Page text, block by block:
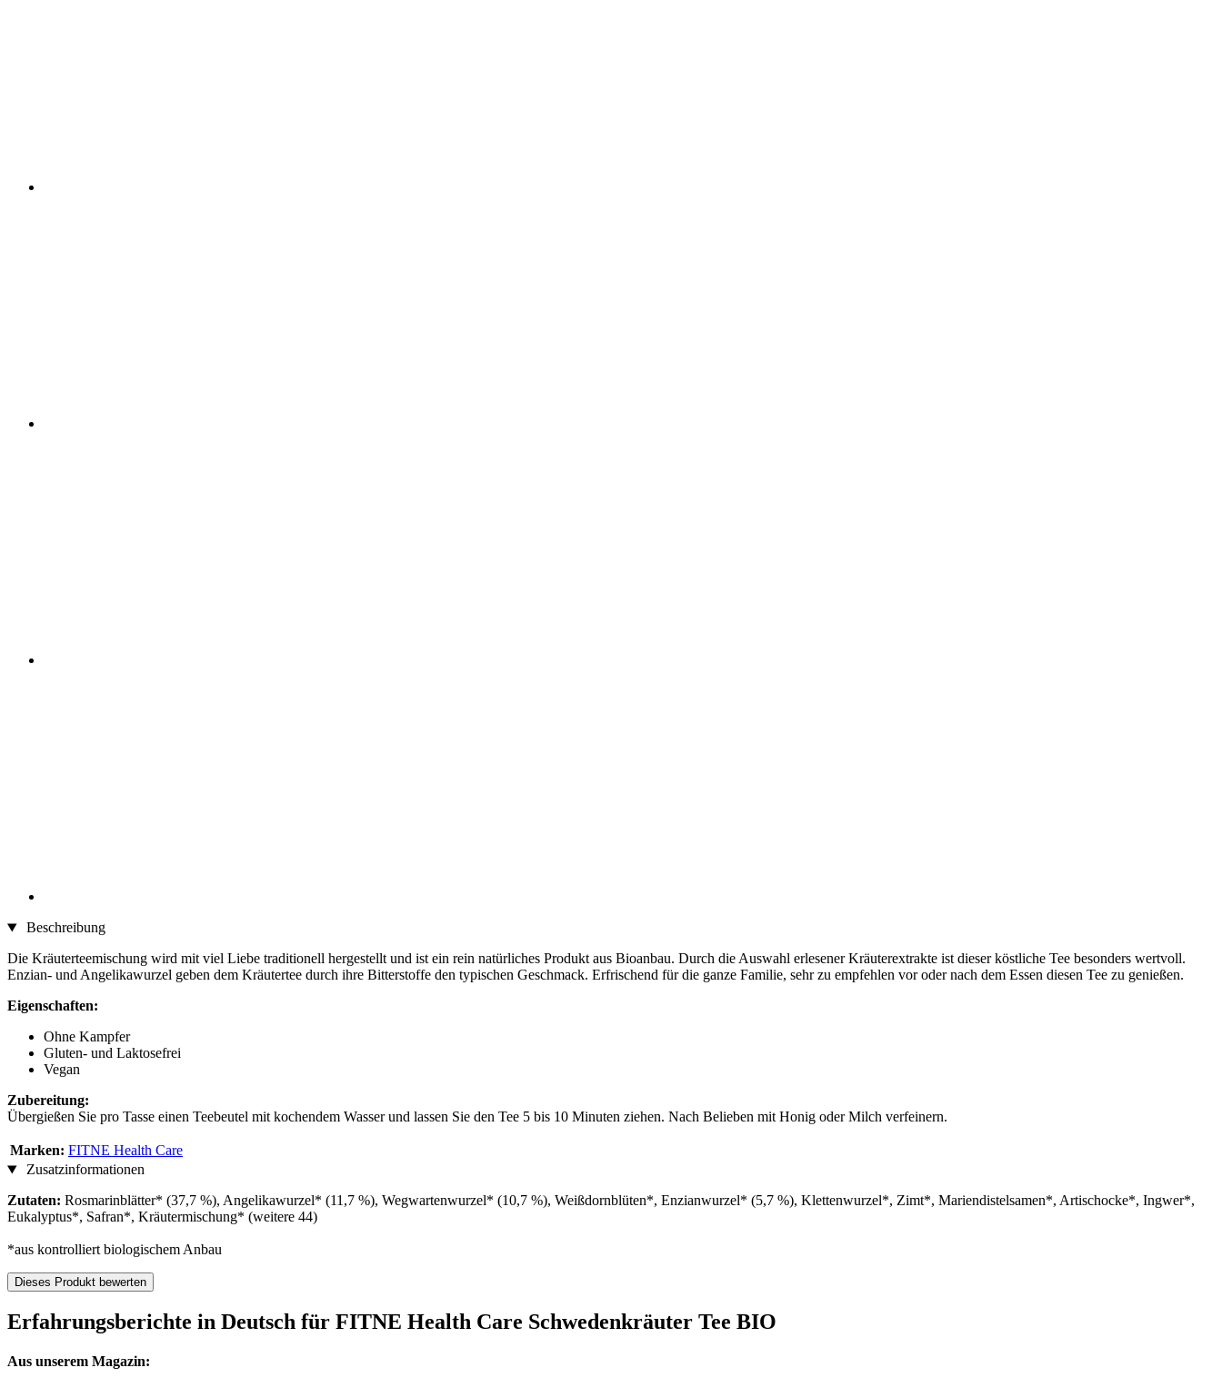
Beschreibung
Die Kräuterteemischung wird mit viel Liebe traditionell hergestellt und ist ein rein natürliches Produkt aus Bioanbau. Durch die Auswahl erlesener Kräuterextrakte ist dieser köstliche Tee besonders wertvoll.
Enzian- und Angelikawurzel geben dem Kräutertee durch ihre Bitterstoffe den typischen Geschmack. Erfrischend für die ganze Familie, sehr zu empfehlen vor oder nach dem Essen diesen Tee zu genießen.
Eigenschaften:
Ohne Kampfer
Gluten- und Laktosefrei
Vegan
Zubereitung:
Übergießen Sie pro Tasse einen Teebeutel mit kochendem Wasser und lassen Sie den Tee 5 bis 10 Minuten ziehen. Nach Belieben mit Honig oder Milch verfeinern.
Marken: FITNE Health Care
Zusatzinformationen
Zutaten: Rosmarinblätter* (37,7 %), Angelikawurzel* (11,7 %), Wegwartenwurzel* (10,7 %), Weißdornblüten*, Enzianwurzel* (5,7 %), Klettenwurzel*, Zimt*, Mariendistelsamen*, Artischocke*, Ingwer*,
Eukalyptus*, Safran*, Kräutermischung* (weitere 44)
*aus kontrolliert biologischem Anbau
Dieses Produkt bewerten
Erfahrungsberichte in Deutsch für FITNE Health Care Schwedenkräuter Tee BIO
Aus unserem Magazin: